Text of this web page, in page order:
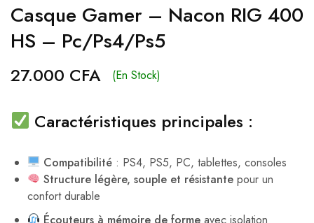
Casque Gamer – Nacon RIG 400
HS – Pc/Ps4/Ps5
27.000 CFA (En Stock)
Caractéristiques principales :
Compatibilité : PS4, PS5, PC, tablettes, consoles
Structure légère, souple et résistante pour un
confort durable
Écouteurs à mémoire de forme avec isolation